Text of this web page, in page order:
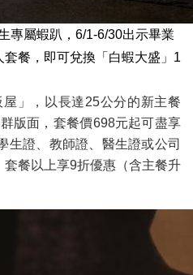
專屬蝦趴，6/1-6/30出示畢業
餐，即可兌換「白蝦大盛」1
」，以長達25公分的新主餐
版面，套餐價698元起可盡享
生證、教師證、醫生證或公司
餐以上享9折優惠（含主餐升